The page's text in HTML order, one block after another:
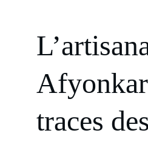
traces